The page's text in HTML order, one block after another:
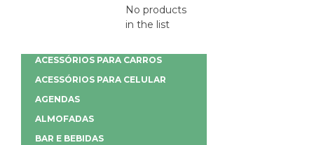
No products
in the list
ACESSÓRIOS PARA CARROS
ACESSÓRIOS PARA CELULAR
AGENDAS
ALMOFADAS
BAR E BEBIDAS